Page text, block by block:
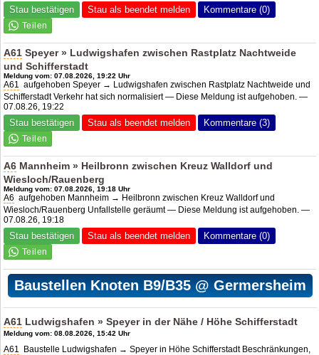
Stau bestätigen Stau als beendet melden Kommentare (0)
A61 Speyer » Ludwigshafen zwischen Rastplatz Nachtweide
und Schifferstadt
Meldung vom: 07.08.2026, 19:22 Uhr
A61 aufgehoben Speyer → Ludwigshafen zwischen Rastplatz Nachtweide und
Schifferstadt Verkehr hat sich normalisiert — Diese Meldung ist aufgehoben. —
07.08.26, 19:22
Stau bestätigen Stau als beendet melden Kommentare (3)
A6 Mannheim » Heilbronn zwischen Kreuz Walldorf und
Wiesloch/Rauenberg
Meldung vom: 07.08.2026, 19:18 Uhr
A6 aufgehoben Mannheim → Heilbronn zwischen Kreuz Walldorf und
Wiesloch/Rauenberg Unfallstelle geräumt — Diese Meldung ist aufgehoben. —
07.08.26, 19:18
Stau bestätigen Stau als beendet melden Kommentare (0)
Baustellen Knoten B9/B35 @ Germersheim
A61 Ludwigshafen » Speyer in der Nähe / Höhe Schifferstadt
Meldung vom: 08.08.2026, 15:42 Uhr
A61
Baustelle Ludwigshafen → Speyer in Höhe Schifferstadt Beschränkungen,